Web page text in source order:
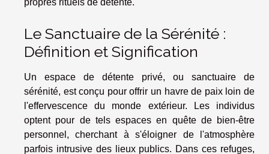
Le Sanctuaire de la Sérénité :
Définition et Signification
Un espace de détente privé, ou sanctuaire de
sérénité, est conçu pour offrir un havre de paix loin de
l'effervescence du monde extérieur. Les individus
optent pour de tels espaces en quête de bien-être
personnel, cherchant à s'éloigner de l'atmosphère
parfois intrusive des lieux publics. Dans ces refuges,